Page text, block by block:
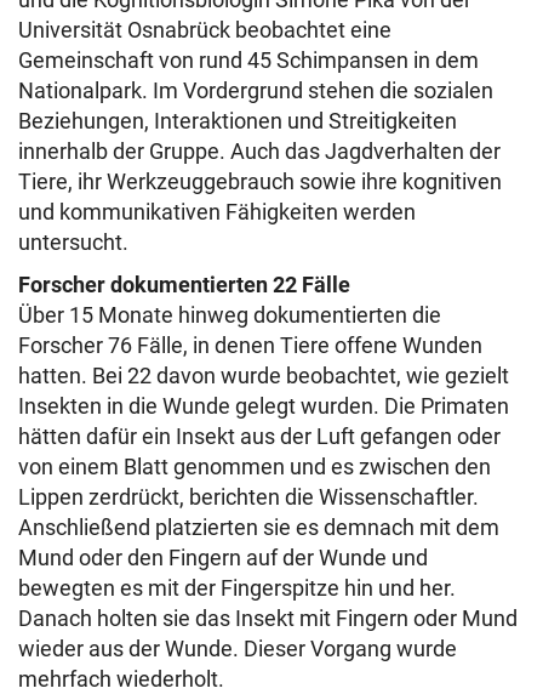
Universität Osnabrück beobachtet eine
Gemeinschaft von rund 45 Schimpansen in dem
Nationalpark. Im Vordergrund stehen die sozialen
Beziehungen, Interaktionen und Streitigkeiten
innerhalb der Gruppe. Auch das Jagdverhalten der
Tiere, ihr Werkzeuggebrauch sowie ihre kognitiven
und kommunikativen Fähigkeiten werden
untersucht.
Forscher dokumentierten 22 Fälle
Über 15 Monate hinweg dokumentierten die
Forscher 76 Fälle, in denen Tiere offene Wunden
hatten. Bei 22 davon wurde beobachtet, wie gezielt
Insekten in die Wunde gelegt wurden. Die Primaten
hätten dafür ein Insekt aus der Luft gefangen oder
von einem Blatt genommen und es zwischen den
Lippen zerdrückt, berichten die Wissenschaftler.
Anschließend platzierten sie es demnach mit dem
Mund oder den Fingern auf der Wunde und
bewegten es mit der Fingerspitze hin und her.
Danach holten sie das Insekt mit Fingern oder Mund
wieder aus der Wunde. Dieser Vorgang wurde
mehrfach wiederholt.